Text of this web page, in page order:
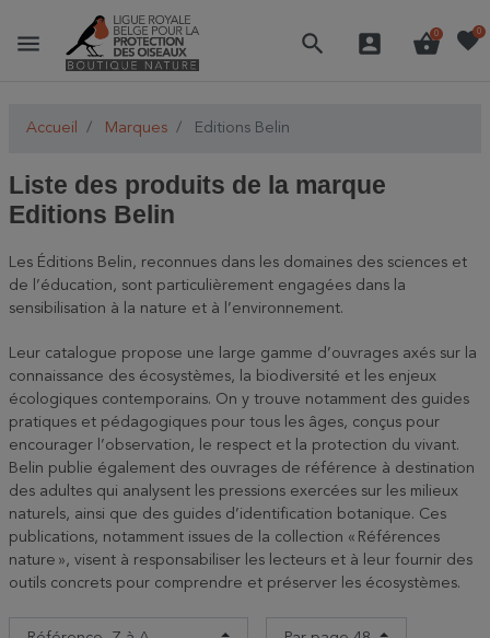
menu search account_box shopping_basket
0 favorite0
Accueil Marques Editions Belin
Liste des produits de la marque
Editions Belin
Les Éditions Belin, reconnues dans les domaines des sciences et
de l’éducation, sont particulièrement engagées dans la
sensibilisation à la nature et à l’environnement.
Leur catalogue propose une large gamme d’ouvrages axés sur la
connaissance des écosystèmes, la biodiversité et les enjeux
écologiques contemporains. On y trouve notamment des guides
pratiques et pédagogiques pour tous les âges, conçus pour
encourager l’observation, le respect et la protection du vivant.
Belin publie également des ouvrages de référence à destination
des adultes qui analysent les pressions exercées sur les milieux
naturels, ainsi que des guides d’identification botanique. Ces
publications, notamment issues de la collection « Références
nature », visent à responsabiliser les lecteurs et à leur fournir des
outils concrets pour comprendre et préserver les écosystèmes.